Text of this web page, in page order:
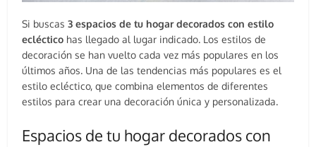
Si buscas3 espacios de tu hogar decorados con estilo
ecléctico has llegado al lugar indicado. Los estilos de
decoración se han vuelto cada vez más populares en los
últimos años. Una de las tendencias más populares es el
estilo ecléctico, que combina elementos de diferentes
estilos para crear una decoración única y personalizada.
Espacios de tu hogar decorados con